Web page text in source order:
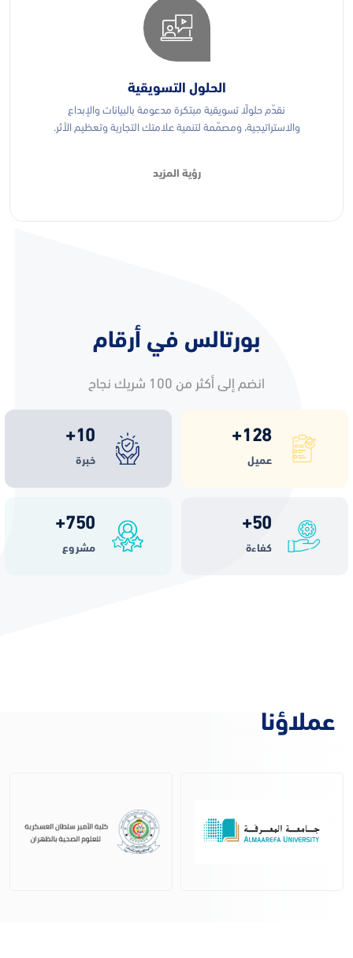
الحلول التسويقية
نقدّم حلولًا تسويقية مبتكرة مدعومة بالبيانات والإبداع
والاستراتيجية، ومصمّمة لتنمية علامتك التجارية وتعظيم الأثر.
رؤية المزيد
بورتالس في أرقام
انضم إلى أكثر من 100 شريك نجاح
+128
عميل
+10
خبرة
+50
كفاءة
+750
مشروع
عملاؤنا